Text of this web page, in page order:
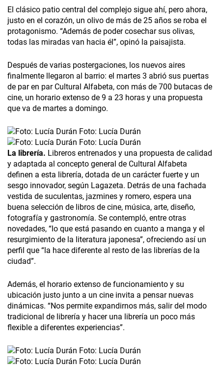
El clásico patio central del complejo sigue ahí, pero ahora,
justo en el corazón, un olivo de más de 25 años se roba el
protagonismo. “Además de poder cosechar sus olivas,
todas las miradas van hacia él”, opinó la paisajista.
Después de varias postergaciones, los nuevos aires
finalmente llegaron al barrio: el martes 3 abrió sus puertas
de par en par Cultural Alfabeta, con más de 700 butacas de
cine, un horario extenso de 9 a 23 horas y una propuesta
que va de martes a domingo.
Foto: Lucía Durán
Foto: Lucía Durán
La librería. Libreros entrenados y una propuesta de calidad
y adaptada al concepto general de Cultural Alfabeta
definen a esta librería, dotada de un carácter fuerte y un
sesgo innovador, según Lagazeta. Detrás de una fachada
vestida de suculentas, jazmines y romero, espera una
buena selección de libros de cine, música, arte, diseño,
fotografía y gastronomía. Se contempló, entre otras
novedades, “lo que está pasando en cuanto a manga y el
resurgimiento de la literatura japonesa”, ofreciendo así un
perfil que “la hace diferente al resto de las librerías de la
ciudad”.
Además, el horario extenso de funcionamiento y su
ubicación justo junto a un cine invita a pensar nuevas
dinámicas. “Nos permite expandirnos más, salir del modo
tradicional de librería y hacer una librería un poco más
flexible a diferentes experiencias”.
Foto: Lucía Durán
Foto: Lucía Durán